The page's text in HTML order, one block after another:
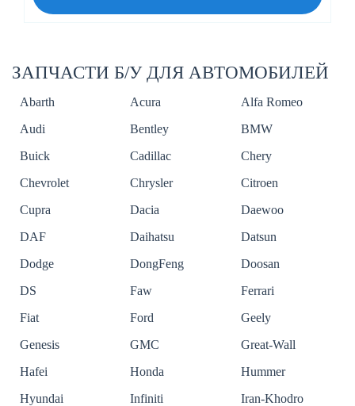
ЗАПЧАСТИ Б/У ДЛЯ АВТОМОБИЛЕЙ
Abarth Acura
Alfa Romeo
Audi
Bentley
BMW
Buick
Cadillac
Chery
Chevrolet
Chrysler
Citroen
Cupra
Dacia
Daewoo
DAF
Daihatsu
Datsun
Dodge
DongFeng
Doosan
DS
Faw
Ferrari
Fiat
Ford
Geely
Genesis
GMC
Great-Wall
Hafei
Honda
Hummer
Hyundai
Infiniti
Iran-Khodro